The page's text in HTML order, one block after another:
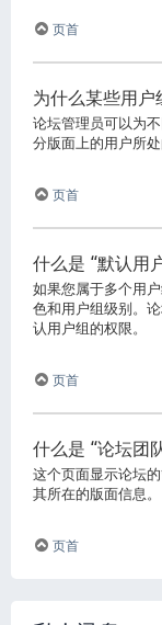
页首
为什么某些用户
论坛管理员可以为
分版面上的用户所处
页首
什么是 “默认用
如果您属于多个用
色和用户组级别。
认用户组的权限。
页首
什么是 “论坛团
这个页面显示论坛
其所在的版面信息。
页首